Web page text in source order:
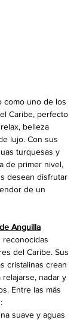
como uno de los
Caribe, perfecto
belleza
lujo. Con sus
turquesas y
de primer nivel,
desean disfrutar
de un
Anguilla
reconocidas
del Caribe. Sus
cristalinas crean
nadar y
Entre las más
suave y aguas